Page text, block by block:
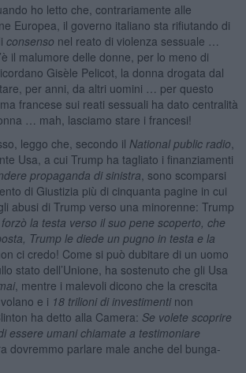
ho letto che, contrariamente alle
Europea, il governo italiano sta rifiutando di
consenso nel reato di violenza sessuale …
il malumore delle donne, per lo meno di
Gisèle Pelicot, la donna drogata dal
per anni, da altri uomini … per questo
francese sui reati sessuali ha dato centralità
… mah, lasciamo stare i francesi!
leggo che, secondo il National public radio
Usa, a cui Trump ha tagliato i finanziamenti
propaganda di sinistra , sono scomparsi
di Giustizia più di cinquanta pagine in cui
abusi di Trump verso una minorenne: Trump
la testa verso il suo pene scoperto, che
Trump le diede un pugno in testa e la
ci credo! Come si può dubitare di un uomo
stato dell’Unione, ha sostenuto che gli Usa
, mentre i malevoli dicono che la crescita
e i 18 trilioni di investimentinon
ha detto alla Camera: Se volete scoprire
essere umani chiamate a testimoniare
dovremmo parlare male anche del bunga-